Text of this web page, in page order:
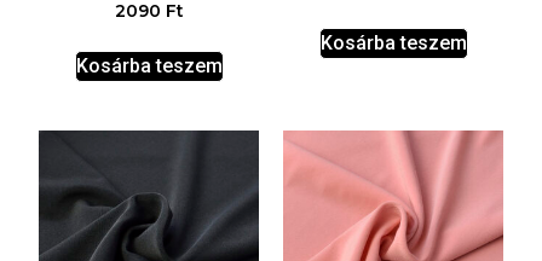
2090 Ft
Kosárba teszem
Kosárba teszem